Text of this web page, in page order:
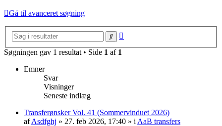
Gå til avanceret søgning
Søg
Søgningen gav 1 resultat • Side 1 af 1
Emner
Svar
Visninger
Seneste indlæg
Transferønsker Vol. 41 (Sommervinduet 2026)
afAsdfghj » 27. feb 2026, 17:40 » i AaB transfers